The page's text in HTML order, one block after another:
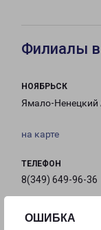
ОШИБКА
Филиалы
НОЯБРЬСК
Ямало-Ненецкий
на карте
ТЕЛЕФОН
8(349) 649-96-36
noyabrsk-